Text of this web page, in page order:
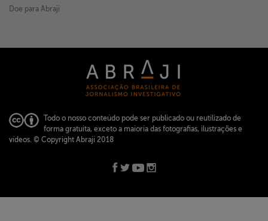
Doe para Abraji
Todo o nosso conteúdo pode ser publicado ou reutilizado de
forma gratuita, exceto a maioria das fotografias, ilustrações e
vídeos. © Copyright Abraji 2018